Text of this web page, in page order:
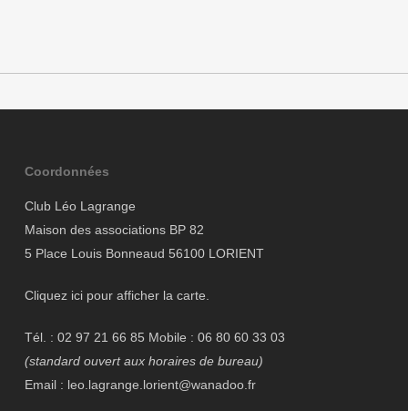
Coordonnées
Club Léo Lagrange
Maison des associations BP 82
5 Place Louis Bonneaud 56100 LORIENT
Cliquez ici pour afficher la carte.
Tél. : 02 97 21 66 85 Mobile : 06 80 60 33 03
(standard ouvert aux horaires de bureau)
Email : leo.lagrange.lorient@wanadoo.fr